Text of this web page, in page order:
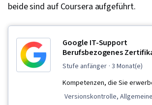
beide sind auf Coursera aufgeführt.
Google IT-Support
Berufsbezogenes
stufe anfänger · 3 Monat(e)
Kompetenzen, die Sie
Versionskontrolle,